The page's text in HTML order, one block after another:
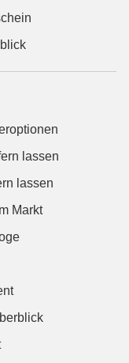
lassen
lassen
Markt